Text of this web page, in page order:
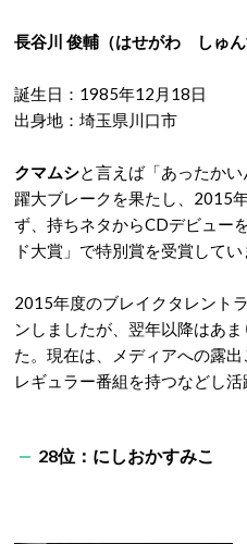
長谷川 俊輔 （はせがわ しゅん
誕生日：1985年12月18日
出身地：埼玉県川口市
クマムシと言えば「あったか
躍大ブレークを果たし、2015
ず、持ちネタからCDデビュー
ド大賞」で特別賞を受賞してい
2015年度のブレイクタレント
ンしましたが、翌年以降はあ
た。現在は、メディアへの露
レギュラー番組を持つなどし活
28位：にしおかすみこ